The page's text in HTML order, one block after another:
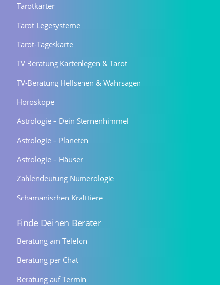
Tarotkarten
Tarot Legesysteme
Tarot-Tageskarte
TV Beratung Kartenlegen & Tarot
TV-Beratung Hellsehen & Wahrsagen
Horoskope
Astrologie – Dein Sternenhimmel
Astrologie – Planeten
Astrologie – Häuser
Zahlendeutung Numerologie
Schamanischen Krafttiere
Finde Deinen Berater
Beratung am Telefon
Beratung per Chat
Beratung auf Termin